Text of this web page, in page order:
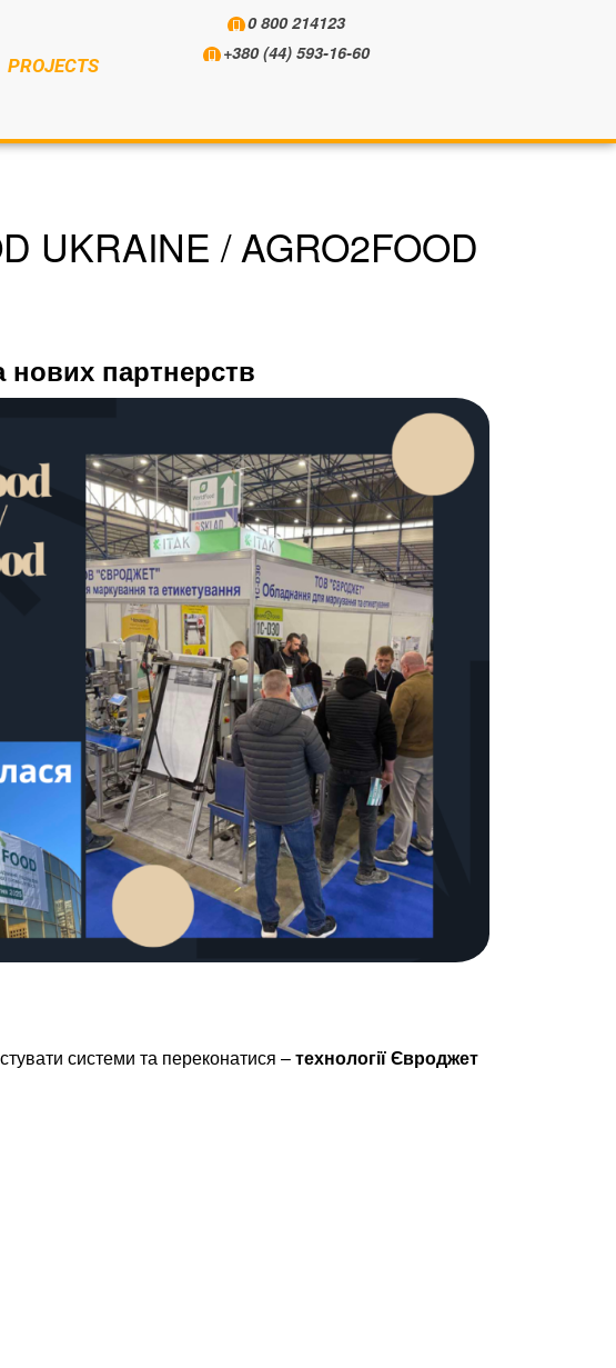
PROJECTS
0 800 214123
+380 (44) 593-16-60
/ AGRO2FOOD
нових партнерств
системи та переконатися –технології Євроджет